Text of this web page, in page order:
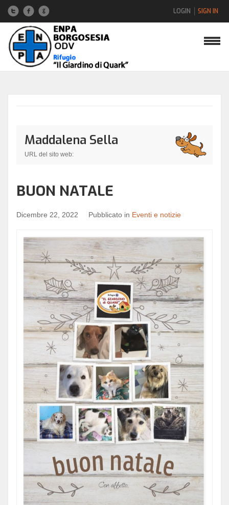
LOGIN SIGN IN
Maddalena Sella
URL del sito web:
BUON NATALE
Dicembre 22, 2022 Pubblicato in Eventi e notizie
Nome utente
Hai dimenticato la password?